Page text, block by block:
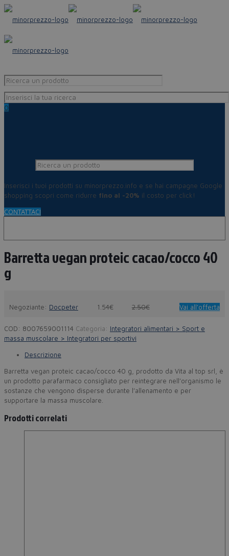
0
Inserisci i tuoi prodotti su minorprezzo.info e se hai campagne Google
shopping scopri come ridurre fino al -20% il costo per click!
CONTATTACI
Barretta vegan proteic cacao/cocco 40
g
Negoziante: Docpeter 2.50€
1.54€ Vai all'offerta
COD: 8007659001114 Categoria: Integratori alimentari > Sport e
massa muscolare > Integratori per sportivi
Descrizione
Barretta vegan proteic cacao/cocco 40 g, prodotto da Vita al top srl, è
un prodotto parafarmaco consigliato per reintegrare nell’organismo le
sostanze che vengono disperse durante l’allenamento e per
supportare la massa muscolare.
Prodotti correlati